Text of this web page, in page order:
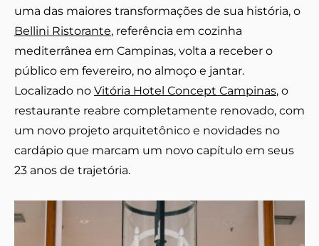
uma das maiores transformações de sua história, o
Bellini Ristorante, referência em cozinha
mediterrânea em Campinas, volta a receber o
público em fevereiro, no almoço e jantar.
Localizado no Vitória Hotel Concept Campinas, o
restaurante reabre completamente renovado, com
um novo projeto arquitetônico e novidades no
cardápio que marcam um novo capítulo em seus
23 anos de trajetória.